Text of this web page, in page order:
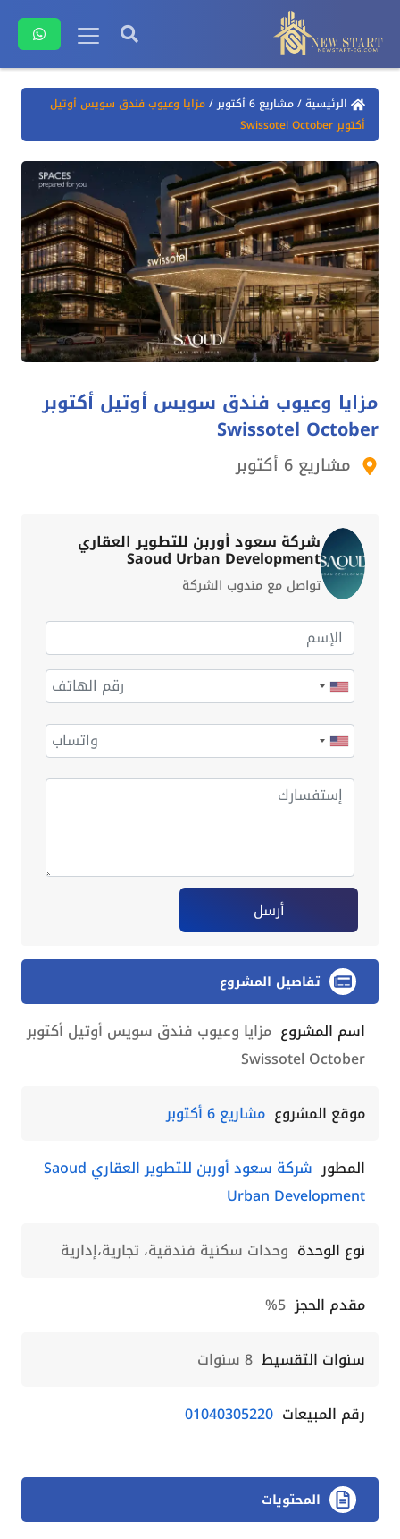
الرئيسية/مشاريع 6 أكتوبر /مزايا وعيوب فندق سويس أوتيل
أكتوبر Swissotel October
مزايا وعيوب فندق سويس أوتيل أكتوبر
Swissotel October
مشاريع 6 أكتوبر
شركة سعود أوربن للتطوير العقاري
Saoud Urban Development
تواصل مع مندوب الشركة
أرسل
تفاصيل المشروع
اسم المشروع مزايا وعيوب فندق سويس أوتيل أكتوبر
Swissotel October
موقع المشروع مشاريع 6 أكتوبر
المطور
شركة سعود أوربن للتطوير العقاري Saoud
Urban Development
نوع الوحدة وحدات سكنية فندقية، تجارية،إدارية
مقدم الحجز 5%
سنوات التقسيط 8 سنوات
رقم المبيعات 01040305220
المحتويات